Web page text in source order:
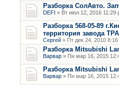
Разборка СолАвто.
DEFI » Вт июл 12, 2016 11:29
Разборка 568-05-89
территория завода
Сергей » Пт дек 24, 2010 8:16
Разборка Mitsubishi
Варвар » Пн мар 16, 2015
Разборка Mitsubishi
Варвар » Пн мар 16, 2015